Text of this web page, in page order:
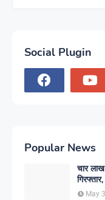
Social Plugin
Popular News
चार
May